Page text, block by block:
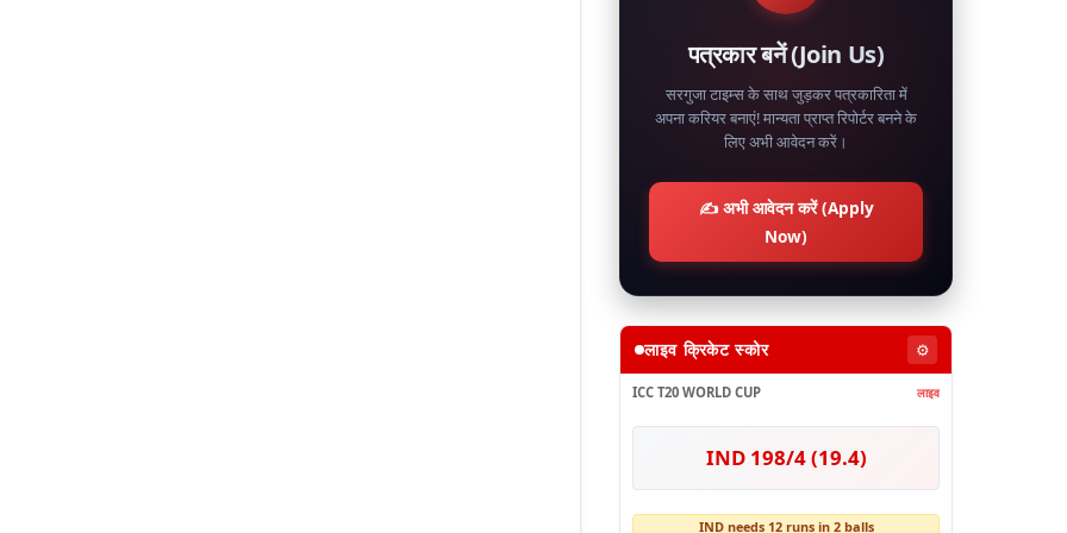
पत्रकार बनें (Join Us)
सरगुजा टाइम्स के साथ जुड़कर पत्रकारिता में
अपना करियर बनाएं! मान्यता प्राप्त रिपोर्टर बनने के
लिए अभी आवेदन करें।
✍️ अभी आवेदन करें (Apply
Now)
लाइव क्रिकेट स्कोर ⚙️
ICC T20 WORLD CUP लाइव
IND 198/4 (19.4)
IND needs 12 runs in 2 balls